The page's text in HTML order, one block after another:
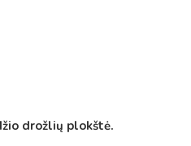
drožlių plokštė.